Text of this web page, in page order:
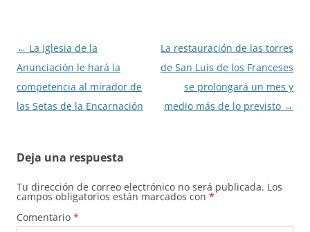
Navegación
de
entradas
← La iglesia de la
Anunciación le hará la
competencia al mirador de
las Setas de la Encarnación
La restauración de las torres
de San Luis de los Franceses
se prolongará un mes y
medio más de lo previsto →
Deja una respuesta
Tu dirección de correo electrónico no será publicada. Los
campos obligatorios están marcados con *
Comentario *